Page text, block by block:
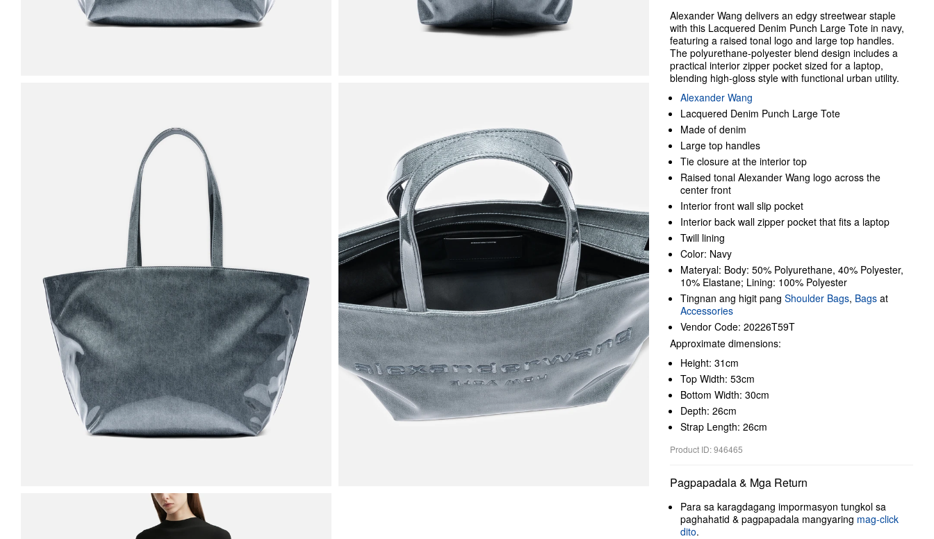
Alexander Wang delivers an edgy streetwear staple
with this Lacquered Denim Punch Large Tote in navy,
featuring a raised tonal logo and large top handles.
The polyurethane-polyester blend design includes a
practical interior zipper pocket sized for a laptop,
blending high-gloss style with functional urban utility.
Alexander Wang
Lacquered Denim Punch Large Tote
Made of denim
Large top handles
Tie closure at the interior top
Raised tonal Alexander Wang logo across the
center front
Interior front wall slip pocket
Interior back wall zipper pocket that fits a laptop
Twill lining
Color: Navy
Materyal: Body: 50% Polyurethane, 40% Polyester,
10% Elastane; Lining: 100% Polyester
Tingnan ang higit pang Shoulder Bags, Bags at
Accessories
Vendor Code: 20226T59T
Approximate dimensions:
Height: 31cm
Top Width: 53cm
Bottom Width: 30cm
Depth: 26cm
Strap Length: 26cm
Product ID: 946465
Pagpapadala & Mga Return
Para sa karagdagang impormasyon tungkol sa
paghahatid & pagpapadala mangyaring mag-click
dito.